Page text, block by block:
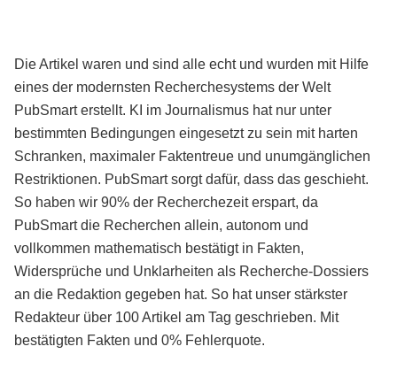
Die Artikel waren und sind alle echt und wurden mit Hilfe
eines der modernsten Recherchesystems der Welt
PubSmart erstellt. KI im Journalismus hat nur unter
bestimmten Bedingungen eingesetzt zu sein mit harten
Schranken, maximaler Faktentreue und unumgänglichen
Restriktionen. PubSmart sorgt dafür, dass das geschieht.
So haben wir 90% der Recherchezeit erspart, da
PubSmart die Recherchen allein, autonom und
vollkommen mathematisch bestätigt in Fakten,
Widersprüche und Unklarheiten als Recherche-Dossiers
an die Redaktion gegeben hat. So hat unser stärkster
Redakteur über 100 Artikel am Tag geschrieben. Mit
bestätigten Fakten und 0% Fehlerquote.